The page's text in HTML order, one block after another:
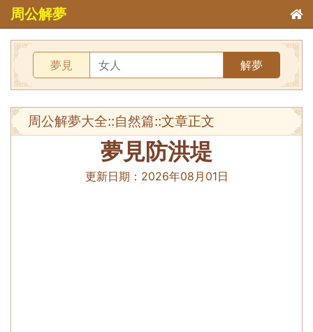
周公解夢
夢見 解夢
周公解夢大全::自然篇::文章正文
夢見防洪堤
更新日期： 2026年08月01日